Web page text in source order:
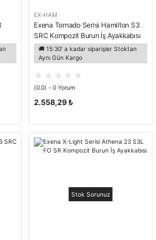
EX-HAM
Exena Tornado Serisi Hamilton S3
SRC Kompozit Burun İş Ayakkabısı
🚚 15:30' a kadar siparişler Stoktan
Aynı Gün Kargo
(0.0) - 0 Yorum
2.558,29 ₺
Stok Sorunuz